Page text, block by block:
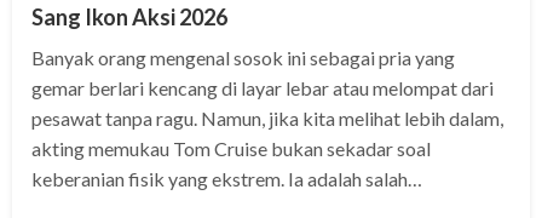
Sang Ikon Aksi 2026
Banyak orang mengenal sosok ini sebagai pria yang
gemar berlari kencang di layar lebar atau melompat dari
pesawat tanpa ragu. Namun, jika kita melihat lebih dalam,
akting memukau Tom Cruise bukan sekadar soal
keberanian fisik yang ekstrem. Ia adalah salah…